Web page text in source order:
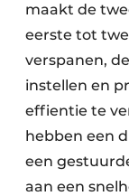
maakt de
eerste tot
verspanen,
instellen en
effientie te
hebben een
een
aan een